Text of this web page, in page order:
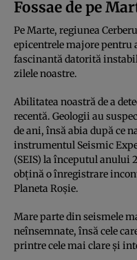
Fossae de pe
Pe Marte, regiunea
epicentrele majore pentru
fascinantă datorită
zilele noastre.
Abilitatea noastră de a
recentă. Geologii au
de ani, însă abia după ce
instrumentul Seismic
(SEIS) la începutul anului
obțină o înregistrare
Planeta Roșie.
Mare parte din seismele
neînsemnate, însă cele
printre cele mai clare și